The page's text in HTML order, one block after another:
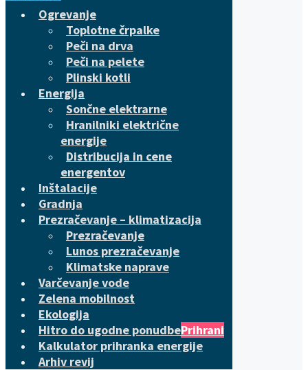
Ogrevanje
Toplotne črpalke
Peči na drva
Peči na pelete
Plinski kotli
Energija
Sončne elektrarne
Hranilniki električne
energije
Distribucija in cene
energentov
Inštalacije
Gradnja
Prezračevanje – klimatizacija
Prezračevanje
Lunos prezračevanje
Klimatske naprave
Varčevanje vode
Zelena mobilnost
Ekologija
Hitro do ugodne ponudbePrihrani
Kalkulator prihranka energije
Arhiv revij